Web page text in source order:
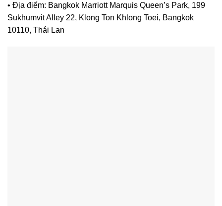
• Địa điểm: Bangkok Marriott Marquis Queen’s Park, 199
Sukhumvit Alley 22, Klong Ton Khlong Toei, Bangkok
10110, Thái Lan